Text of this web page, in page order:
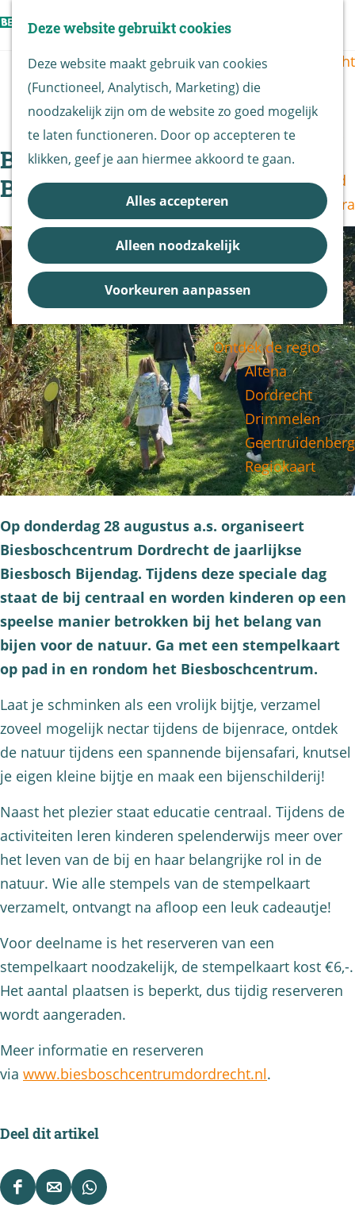
Deze website gebruikt cookies
Deze website maakt gebruik van cookies
(Functioneel, Analytisch, Marketing) die
noodzakelijk zijn om de website zo goed mogelijk
te laten functioneren. Door op accepteren te
klikken, geef je aan hiermee akkoord te gaan.
Alles accepteren
Alleen noodzakelijk
Voorkeuren aanpassen
r
d
h
o
m
e
p
a
g
e
Z
e
k
e
n
e
n
u
Routes overzicht
De Biesbosch
Nationaal Park
De Biesbosch
Bereikbaarheid
Bezoekerscentra
B&B vol leven
Nieuws &
Updates
Ontdek de regio
Altena
Dordrecht
Drimmelen
Geertruidenberg
Regiokaart
Z
e
n
| | |
Biesbosch Bijendag bij
Biesboschcentrum Dordrecht
Op donderdag 28 augustus a.s. organiseert
Biesboschcentrum Dordrecht de jaarlijkse
Biesbosch Bijendag. Tijdens deze speciale dag
staat de bij centraal en worden kinderen op een
speelse manier betrokken bij het belang van
bijen voor de natuur. Ga met een stempelkaart
op pad in en rondom het Biesboschcentrum.
Laat je schminken als een vrolijk bijtje, verzamel
zoveel mogelijk nectar tijdens de bijenrace, ontdek
de natuur tijdens een spannende bijensafari, knutsel
je eigen kleine bijtje en maak een bijenschilderij!
Naast het plezier staat educatie centraal. Tijdens de
activiteiten leren kinderen spelenderwijs meer over
het leven van de bij en haar belangrijke rol in de
natuur. Wie alle stempels van de stempelkaart
verzamelt, ontvangt na afloop een leuk cadeautje!
Voor deelname is het reserveren van een
stempelkaart noodzakelijk, de stempelkaart kost €6,-.
Het aantal plaatsen is beperkt, dus tijdig reserveren
wordt aangeraden.
Meer informatie en reserveren
via www.biesboschcentrumdordrecht.nl.
Deel dit artikel
D
D
D